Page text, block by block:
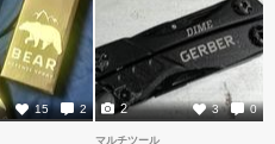
15 2 3 0
2
マルチツール